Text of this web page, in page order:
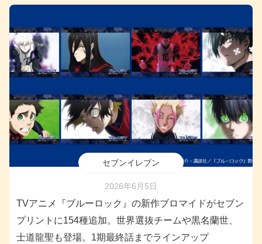
セブンイレブン
2026年6月5日
TVアニメ『ブルーロック』の新作ブロマイドがセブン
プリントに154種追加。世界選抜チームや黒名蘭世、
士道龍聖も登場。1期最終話までラインアップ